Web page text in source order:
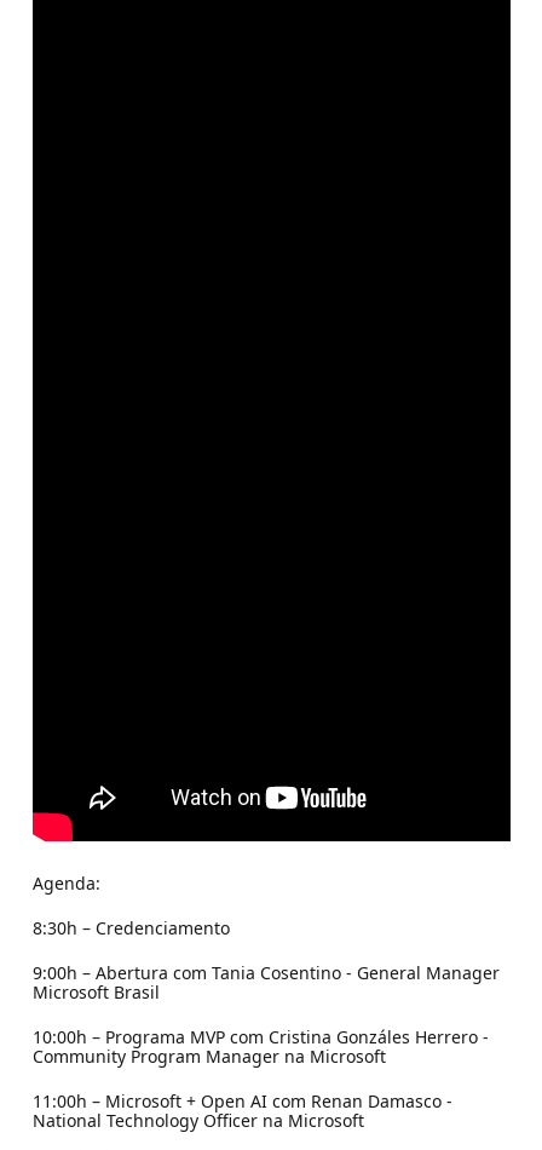
Agenda:
8:30h – Credenciamento
9:00h – Abertura com Tania Cosentino - General Manager
Microsoft Brasil
10:00h – Programa MVP com Cristina Gonzáles Herrero -
Community Program Manager na Microsoft
11:00h – Microsoft + Open AI com Renan Damasco -
National Technology Officer na Microsoft